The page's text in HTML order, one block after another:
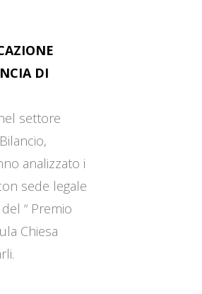
DI
settore
analizzato i
sede legale
“ Premio
Chiesa